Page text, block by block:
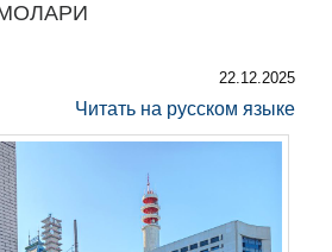
22.12.2025
Читать на русском языке